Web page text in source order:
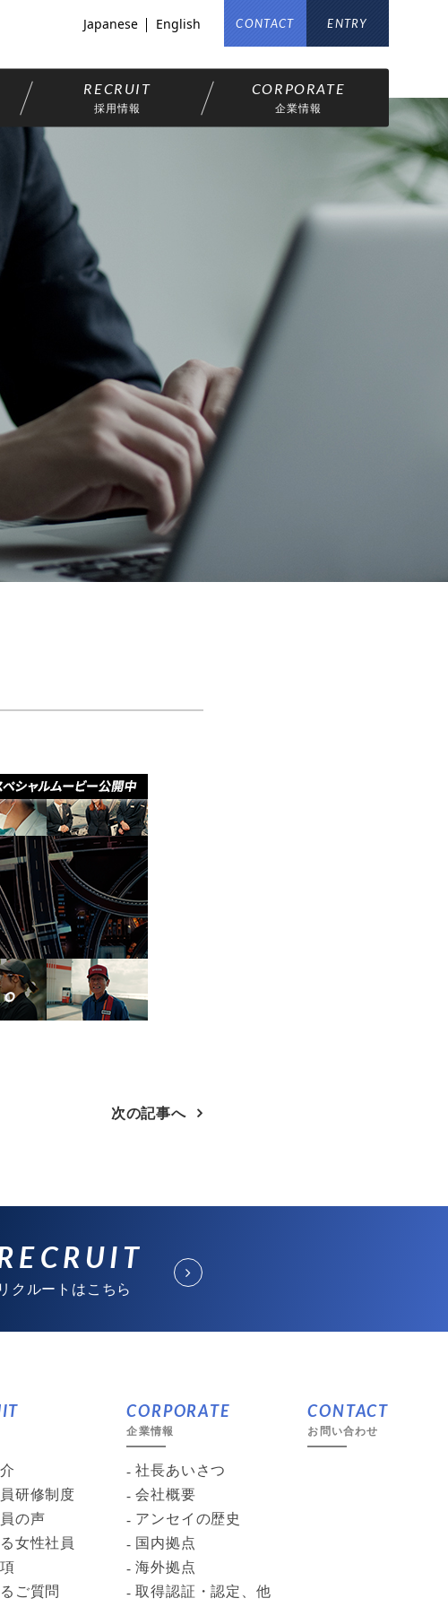
Japanese English CONTACT ENTRY
採用情報 企業情報
次の記事へ
リクルートはこちら
研修制度
の声
女性社員
ご質問
CORPORATE
企業情報
社長あいさつ
会社概要
アンセイの歴史
国内拠点
海外拠点
取得認証・認定、他
CONTACT
お問い合わせ